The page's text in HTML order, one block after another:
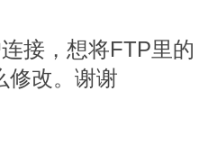
接，想将FTP里的
修改。谢谢